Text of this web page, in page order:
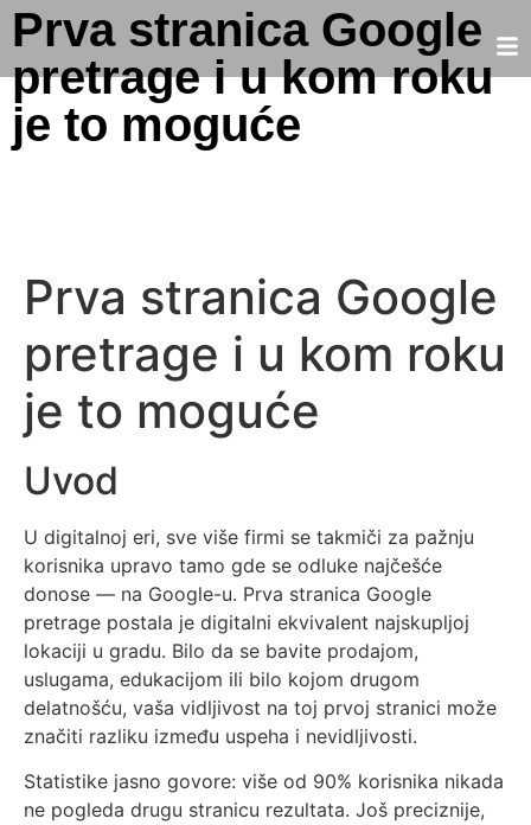
Prva stranica Google
pretrage i u kom roku
je to moguće
Prva stranica Google
pretrage i u kom roku
je to moguće
Uvod
U digitalnoj eri, sve više firmi se takmiči za pažnju
korisnika upravo tamo gde se odluke najčešće
donose — na Google-u. Prva stranica Google
pretrage postala je digitalni ekvivalent najskupljoj
lokaciji u gradu. Bilo da se bavite prodajom,
uslugama, edukacijom ili bilo kojom drugom
delatnošću, vaša vidljivost na toj prvoj stranici može
značiti razliku između uspeha i nevidljivosti.
Statistike jasno govore: više od 90% korisnika nikada
ne pogleda drugu stranicu rezultata. Još preciznije,